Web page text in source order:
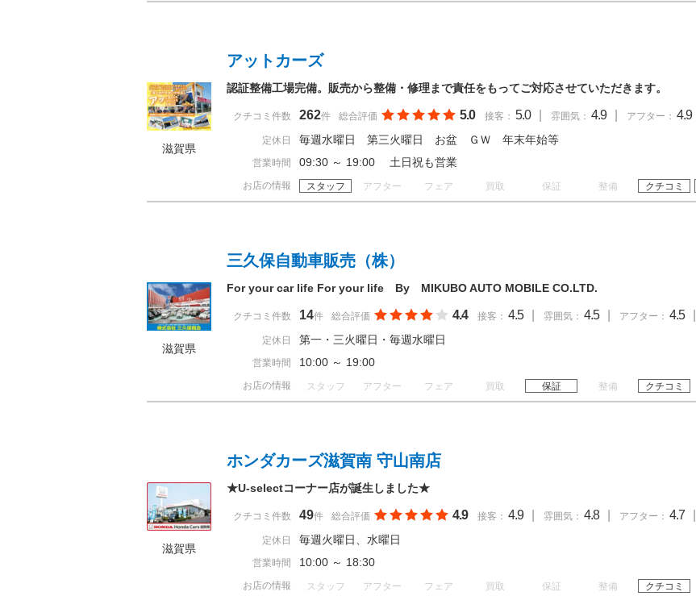
滋賀県
アットカーズ
認証整備工場完備。販売から整備・修理まで責任をもってご対応させていただきます。
クチコミ件数 262件 総合評価 5.0 接客： 5.0 雰囲気： 4.9 アフター： 4.9
定休日 毎週水曜日 第三火曜日 お盆 ＧＷ 年末年始等
営業時間 09:30 ～ 19:00 土日祝も営業
お店の情報 スタッフ アフター フェア 買取 保証 整備 クチコミ
滋賀県
三久保自動車販売（株）
For your car life For your life By MIKUBO AUTO MOBILE CO.LTD.
クチコミ件数 14件 総合評価 4.4 接客： 4.5 雰囲気： 4.5 アフター： 4.5
定休日 第一・三火曜日・毎週水曜日
営業時間 10:00 ～ 19:00
お店の情報 スタッフ アフター フェア 買取 保証 整備 クチコミ
滋賀県
ホンダカーズ滋賀南 守山南店
★U-selectコーナー店が誕生しました★
クチコミ件数 49件 総合評価 4.9 接客： 4.9 雰囲気： 4.8 アフター： 4.7
定休日 毎週火曜日、水曜日
営業時間 10:00 ～ 18:30
お店の情報 スタッフ アフター フェア 買取 保証 整備 クチコミ